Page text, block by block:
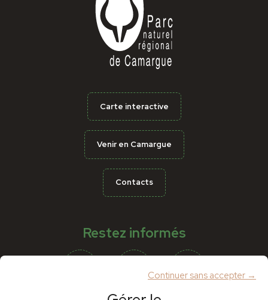
Continuer sans accepter →
Carte interactive
Venir en Camargue
Contacts
Restez informés